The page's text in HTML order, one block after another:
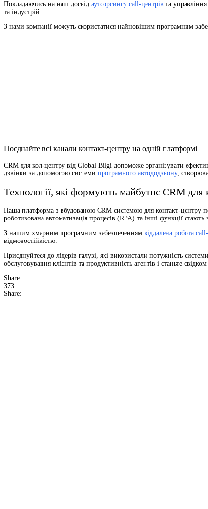
Покладаючись на наш досвід аутсорсингу call-центрів та
та індустрій.
З нами компанії можуть скористатися найновішим програмним
Поєднайте всі канали контакт-центру на одній платформі
CRM для кол-центру від Global Bilgi допоможе організувати
дзвінки за допомогою системи програмного автододзвону,
Технології, які формують майбутнє CRM для
Наша платформа з вбудованою CRM системою для контакт-центру
роботизована автоматизація процесів (RPA) та інші функції
З нашим хмарним програмним забезпеченням віддалена робота
відмовостійкістю.
Приєднуйтеся до лідерів галузі, які використали потужність
обслуговування клієнтів та продуктивність агентів і станьте
Share:
373
Share: